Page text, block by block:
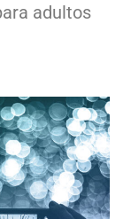
adultos